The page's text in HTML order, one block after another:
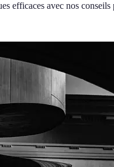
efficaces avec nos conseils